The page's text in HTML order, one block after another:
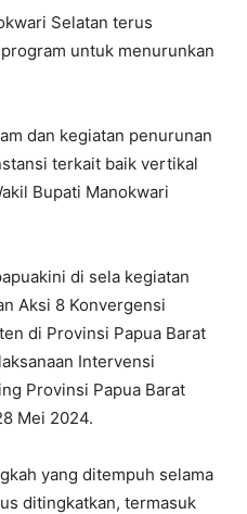
Selatan terus
untuk menurunkan
dan kegiatan penurunan
terkait baik vertikal
Bupati Manokwari
di sela kegiatan
Aksi 8 Konvergensi
di Provinsi Papua Barat
Intervensi
Provinsi Papua Barat
Mei 2024.
yang ditempuh selama
ditingkatkan, termasuk